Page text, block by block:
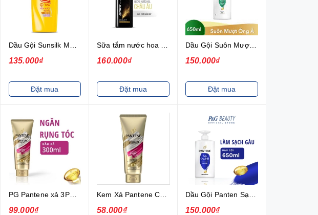
135.000₫
Đặt mua
160.000₫
Đặt mua
Dầu Gội Suôn Mượt Óng Ả PANTENE 650Ml
150.000₫
Đặt mua
PG Pantene xả 3PDK NRT Biotin 300ml x12(6.25)
99.000₫ 58.000₫ 150.000₫